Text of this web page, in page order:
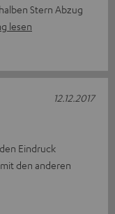
Stern Abzug
lesen
Eindruck
den anderen
12.12.2017